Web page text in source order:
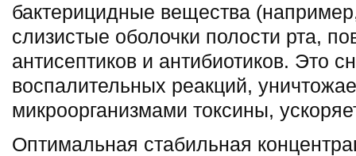
бактерицидные вещества
слизистые оболочки полости рта,
антисептиков и антибиотиков. Это
воспалительных реакций,
микроорганизмами токсины,
Оптимальная стабильная